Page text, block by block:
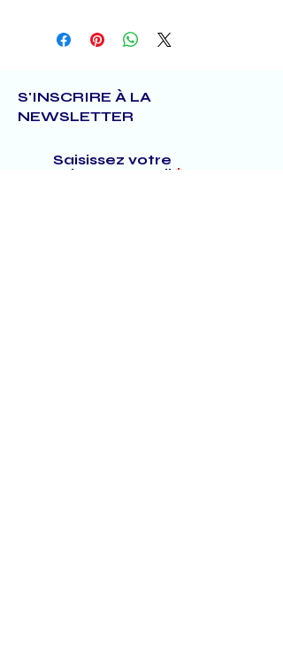
S'INSCRIRE À LA
NEWSLETTER
Saisissez votre
adresse e-mail